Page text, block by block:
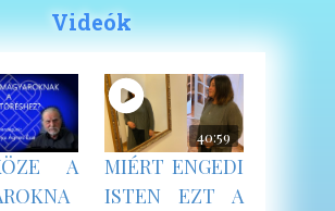
Videók
A
40:59
MIÉRT ENGEDI
ISTEN EZT A